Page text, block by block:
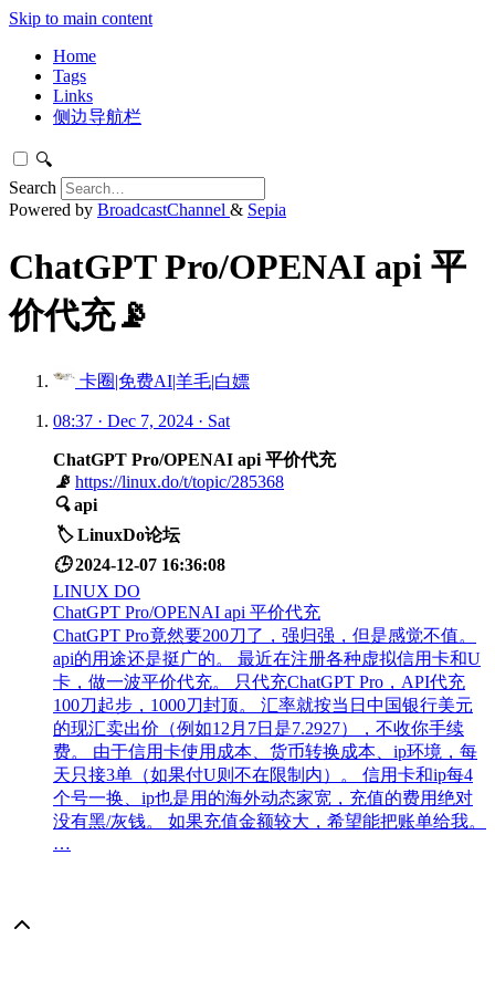
Skip to main content
Home
Tags
Links
侧边导航栏
🔍
Search
Powered by BroadcastChannel & Sepia
ChatGPT Pro/OPENAI api 平
价代充📡
卡圈|免费AI|羊毛|白嫖
08:37 · Dec 7, 2024 · Sat
ChatGPT Pro/OPENAI api 平价代充
📡 https://linux.do/t/topic/285368
🔍 api
🏷️ LinuxDo论坛
🕒 2024-12-07 16:36:08
LINUX DO
ChatGPT Pro/OPENAI api 平价代充
ChatGPT Pro竟然要200刀了，强归强，但是感觉不值。
api的用途还是挺广的。 最近在注册各种虚拟信用卡和U
卡，做一波平价代充。 只代充ChatGPT Pro，API代充
100刀起步，1000刀封顶。 汇率就按当日中国银行美元
的现汇卖出价（例如12月7日是7.2927），不收你手续
费。 由于信用卡使用成本、货币转换成本、ip环境，每
天只接3单（如果付U则不在限制内）。 信用卡和ip每4
个号一换、ip也是用的海外动态家宽，充值的费用绝对
没有黑/灰钱。 如果充值金额较大，希望能把账单给我。
…